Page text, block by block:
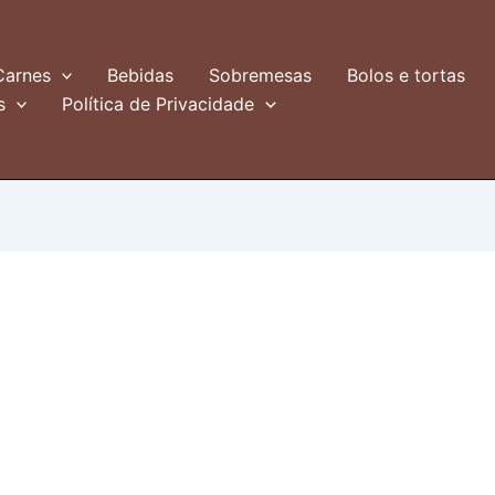
Bebidas Sobremesas
Bolos e tortas
Política de Privacidade